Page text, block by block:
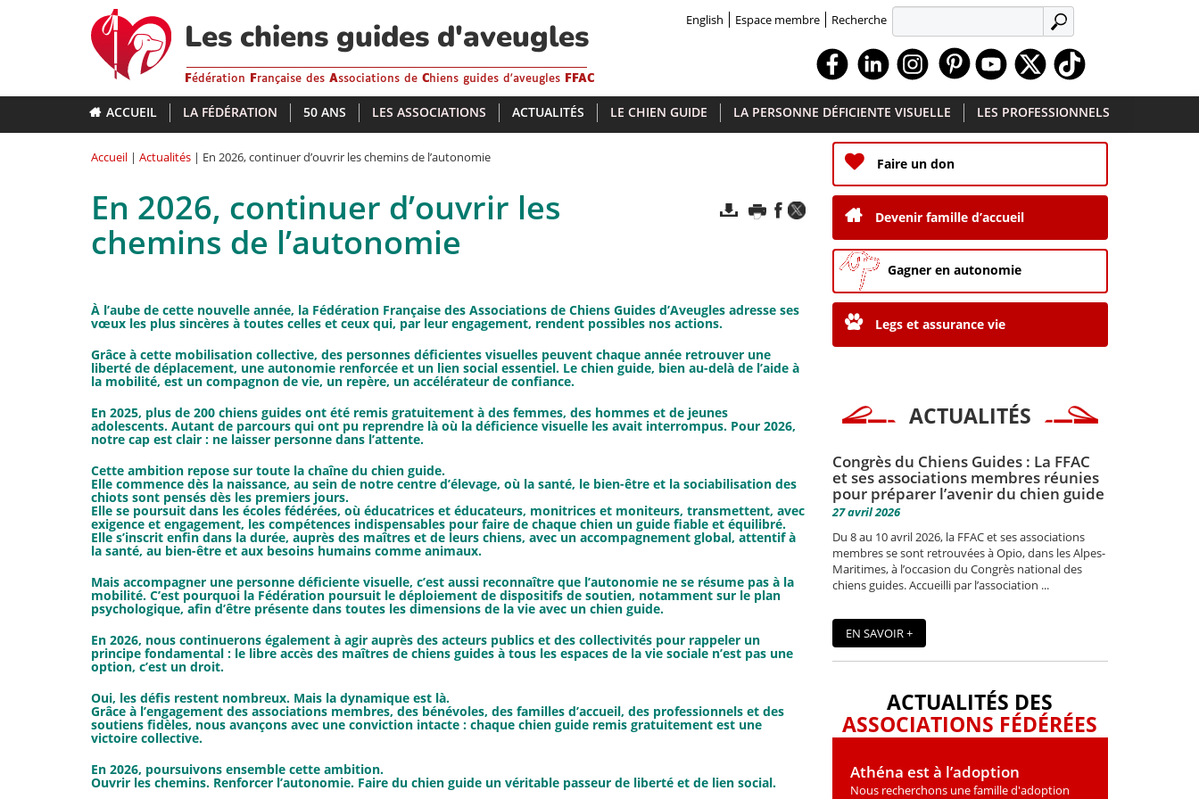
Les chiens guides d'aveugles
Fédération Française des Associations de Chiens guides d'aveugles FFAC
English Espace membre Recherche APPLIQUER
FacebookLinkedin Instagram Youtube
ACCUEIL LA FÉDÉRATION 50 ANS LES ASSOCIATIONS ACTUALITÉS LE CHIEN GUIDE LA PERSONNE DÉFICIENTE VISUELLE LES PROFESSIONNELS
Accueil | Actualités | En 2026, continuer d’ouvrir les chemins de l’autonomie
En 2026, continuer d’ouvrir les
chemins de l’autonomie
À l’aube de cette nouvelle année, la Fédération Française des Associations de Chiens Guides d’Aveugles adresse ses
vœux les plus sincères à toutes celles et ceux qui, par leur engagement, rendent possibles nos actions.
Grâce à cette mobilisation collective, des personnes déficientes visuelles peuvent chaque année retrouver une
liberté de déplacement, une autonomie renforcée et un lien social essentiel. Le chien guide, bien au-delà de l’aide à
la mobilité, est un compagnon de vie, un repère, un accélérateur de confiance.
En 2025, plus de 200 chiens guides ont été remis gratuitement à des femmes, des hommes et de jeunes
adolescents. Autant de parcours qui ont pu reprendre là où la déficience visuelle les avait interrompus. Pour 2026,
notre cap est clair : ne laisser personne dans l’attente.
Cette ambition repose sur toute la chaîne du chien guide.
Elle commence dès la naissance, au sein de notre centre d’élevage, où la santé, le bien-être et la sociabilisation des
chiots sont pensés dès les premiers jours.
Elle se poursuit dans les écoles fédérées, où éducatrices et éducateurs, monitrices et moniteurs, transmettent, avec
exigence et engagement, les compétences indispensables pour faire de chaque chien un guide fiable et équilibré.
Elle s’inscrit enfin dans la durée, auprès des maîtres et de leurs chiens, avec un accompagnement global, attentif à
la santé, au bien-être et aux besoins humains comme animaux.
Mais accompagner une personne déficiente visuelle, c’est aussi reconnaître que l’autonomie ne se résume pas à la
mobilité. C’est pourquoi la Fédération poursuit le déploiement de dispositifs de soutien, notamment sur le plan
psychologique, afin d’être présente dans toutes les dimensions de la vie avec un chien guide.
En 2026, nous continuerons également à agir auprès des acteurs publics et des collectivités pour rappeler un
principe fondamental : le libre accès des maîtres de chiens guides à tous les espaces de la vie sociale n’est pas une
option, c’est un droit.
Oui, les défis restent nombreux. Mais la dynamique est là.
Grâce à l’engagement des associations membres, des bénévoles, des familles d’accueil, des professionnels et des
soutiens fidèles, nous avançons avec une conviction intacte : chaque chien guide remis gratuitement est une
victoire collective.
En 2026, poursuivons ensemble cette ambition.
Ouvrir les chemins. Renforcer l’autonomie. Faire du chien guide un véritable passeur de liberté et de lien social.
Faire un don
Devenir famille d’accueil
Gagner en autonomie
Legs et assurance vie
ACTUALITÉS
Congrès du Chiens Guides : La FFAC
et ses associations membres réunies
pour préparer l’avenir du chien guide
27 avril 2026
Du 8 au 10 avril 2026, la FFAC et ses associations
membres se sont retrouvées à Opio, dans les Alpes-
Maritimes, à l’occasion du Congrès national des
chiens guides. Accueilli par l’association ...
EN SAVOIR +
ACTUALITÉS DES
ASSOCIATIONS FÉDÉRÉES
Athéna est à l’adoption
Nous recherchons une famille d'adoption